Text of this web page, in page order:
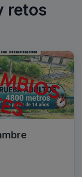
retos